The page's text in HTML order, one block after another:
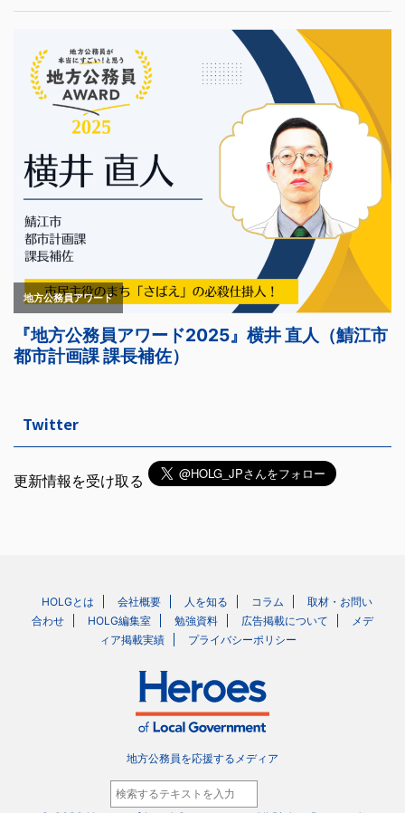
Twitter
更新情報を受け取る
HOLGとは 会社概要 人を知る コラム
取材・お問い
合わせ
HOLG編集室 勉強資料 広告掲載について
メデ
ィア掲載実績
プライバシーポリシー
地方公務員を応援するメディア